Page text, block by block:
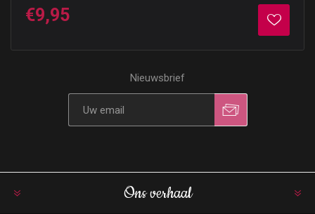
€9,95
Nieuwsbrief
Ons verhaal